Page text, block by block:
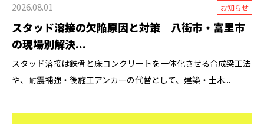
2026.08.01 お知らせ
スタッド溶接の欠陥原因と対策｜八街市・富里市
の現場別解決...
スタッド溶接は鉄骨と床コンクリートを一体化させる合成梁工法
や、耐震補強・後施工アンカーの代替として、建築・土木...